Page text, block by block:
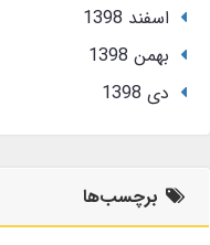
اسفند 1398
بهمن 1398
دی 1398
برچسب‌ها